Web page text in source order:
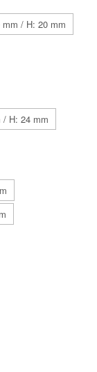
mm / H: 20 mm
/ H: 24 mm